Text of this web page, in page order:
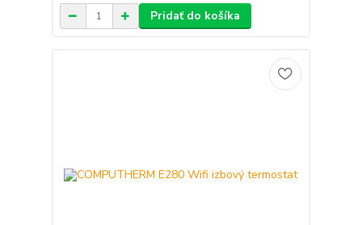
Pridať do košíka